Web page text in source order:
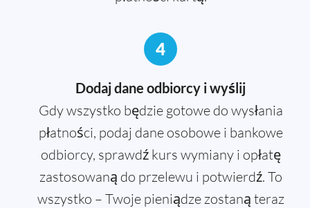
4
Dodaj dane odbiorcy i wyślij
Gdy wszystko będzie gotowe do wysłania
płatności, podaj dane osobowe i bankowe
odbiorcy, sprawdź kurs wymiany i opłatę
zastosowaną do przelewu i potwierdź. To
wszystko – Twoje pieniądze zostaną teraz